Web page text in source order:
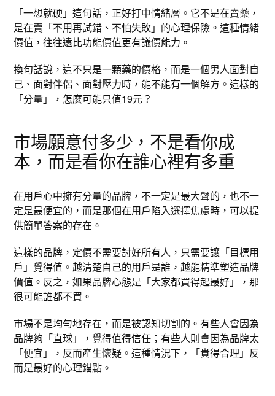
「一想就硬」這句話，正好打中情緒層。它不是在賣藥，
是在賣「不用再試錯、不怕失敗」的心理保險。這種情緒
價值，往往遠比功能價值更有議價能力。
換句話說，這不只是一顆藥的價格，而是一個男人面對自
己、面對伴侶、面對壓力時，能不能有一個解方。這樣的
「分量」，怎麼可能只值19元？
市場願意付多少，不是看你成
本，而是看你在誰心裡有多重
在用戶心中擁有分量的品牌，不一定是最大聲的，也不一
定是最便宜的，而是那個在用戶陷入選擇焦慮時，可以提
供簡單答案的存在。
這樣的品牌，定價不需要討好所有人，只需要讓「目標用
戶」覺得值。越清楚自己的用戶是誰，越能精準塑造品牌
價值。反之，如果品牌心態是「大家都買得起最好」，那
很可能誰都不買。
市場不是均勻地存在，而是被認知切割的。有些人會因為
品牌夠「直球」，覺得值得信任；有些人則會因為品牌太
「便宜」，反而產生懷疑。這種情況下，「貴得合理」反
而是最好的心理錨點。